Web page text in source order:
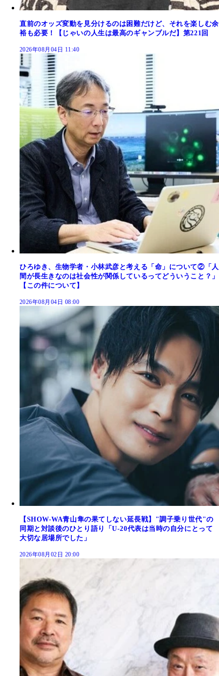
直前のオッズ変動を見分けるのは困難だけど、それを楽しむ余
裕も必要！【じゃいの人生は最高のギャンブルだ】第221回
2026年08月04日 11:40
ひろゆき、生物学者・小林武彦と考える「命」について②「人
間が長生きなのは社会性が関係しているってどういうこと？」
【この件について】
2026年08月04日 08:00
【SHOW-WA青山隼の果てしない延長戦】"調子乗り世代"の
同期と対談後のひとり語り「U-20代表は当時の自分にとって
大切な居場所でした」
2026年08月02日 20:00